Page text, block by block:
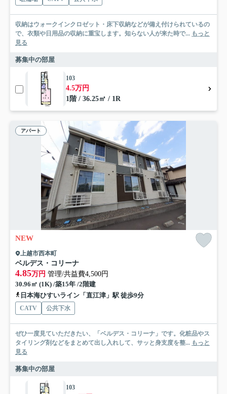
収納はウォークインクロゼット・床下収納などが備え付けられているの
で、衣類や日用品の収納に重宝します。知らない人が来た時で... もっと
見る
募集中の部屋
103
4.5万円
1階 / 36.25㎡ / 1R
アパート
NEW
上越市西本町
ベルデス・コリーナ
4.85万円 管理/共益費4,500円
30.96㎡ (1K) /築15年 /2階建
日本海ひすいライン「直江津」駅 徒歩9分
CATV 公共下水
ぜひ一度見ていただきたい、「ベルデス・コリーナ」です。化粧品やス
タイリング剤などをまとめて出し入れして、サッと身支度を整... もっと
見る
募集中の部屋
103